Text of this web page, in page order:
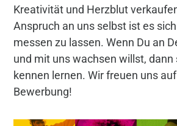
Kreativität und Herzblut
Anspruch an uns selbst ist es
messen zu lassen. Wenn Du an
und mit uns wachsen willst,
kennen lernen. Wir freuen uns
Bewerbung!